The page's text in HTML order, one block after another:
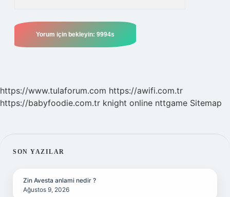
https://www.tulaforum.com https://awifi.com.tr
https://babyfoodie.com.tr knight online nttgame Sitemap
SIDEBAR
SON YAZILAR
Zin Avesta anlami nedir ?
Ağustos 9, 2026